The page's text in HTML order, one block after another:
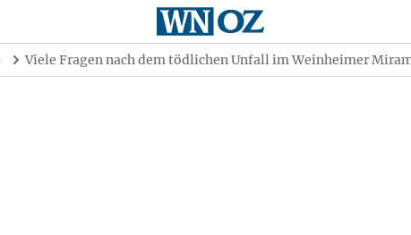
Viele Fragen nach dem tödlichen Unfall im Weinheimer